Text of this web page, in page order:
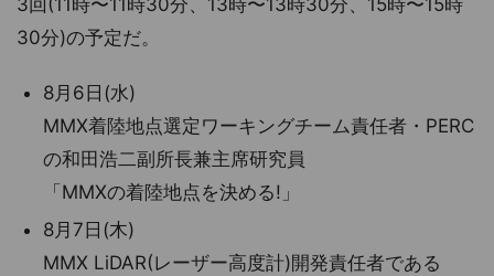
3回(11時〜11時30分、13時〜13時30分、15時〜15時
30分)の予定だ。
8月6日(水)
MMX着陸地点選定ワーキングチーム責任者・PERC
の和田浩二副所長兼主席研究員
「MMXの着陸地点を決める!」
8月7日(木)
MMX LiDAR(レーザー高度計)開発責任者である